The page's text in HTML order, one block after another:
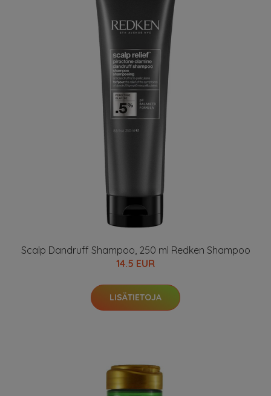
Scalp Dandruff Shampoo, 250 ml Redken Shampoo
14.5 EUR
LISÄTIETOJA